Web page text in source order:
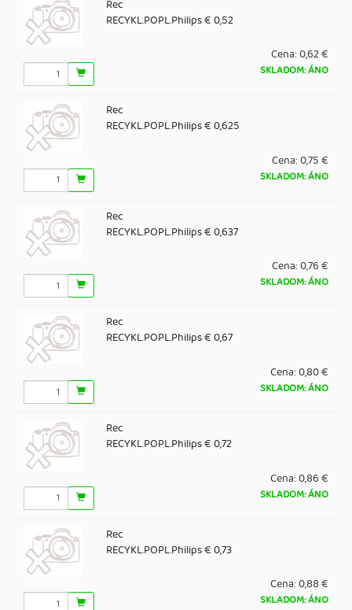
Rec
RECYKL.POPL.Philips € 0,52
Cena:0,62 €
SKLADOM: ÁNO
Rec
RECYKL.POPL.Philips € 0,625
Cena:0,75 €
SKLADOM: ÁNO
Rec
RECYKL.POPL.Philips € 0,637
Cena:0,76 €
SKLADOM: ÁNO
Rec
RECYKL.POPL.Philips € 0,67
Cena:0,80 €
SKLADOM: ÁNO
Rec
RECYKL.POPL.Philips € 0,72
Cena:0,86 €
SKLADOM: ÁNO
Rec
RECYKL.POPL.Philips € 0,73
Cena:0,88 €
SKLADOM: ÁNO